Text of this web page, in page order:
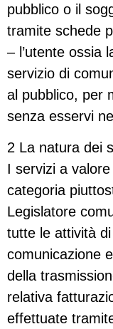
pubblico o il
tramite schede
– l’utente ossia
servizio di
al pubblico, per
senza esservi
2 La natura dei
I servizi a
categoria
Legislatore
tutte le attività
comunicazione
della
relativa
effettuate